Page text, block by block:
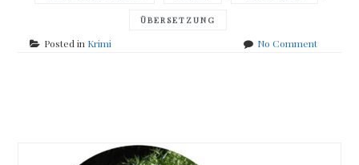
ÜBERSETZUNG
Posted in Krimi No Commenton
navigation